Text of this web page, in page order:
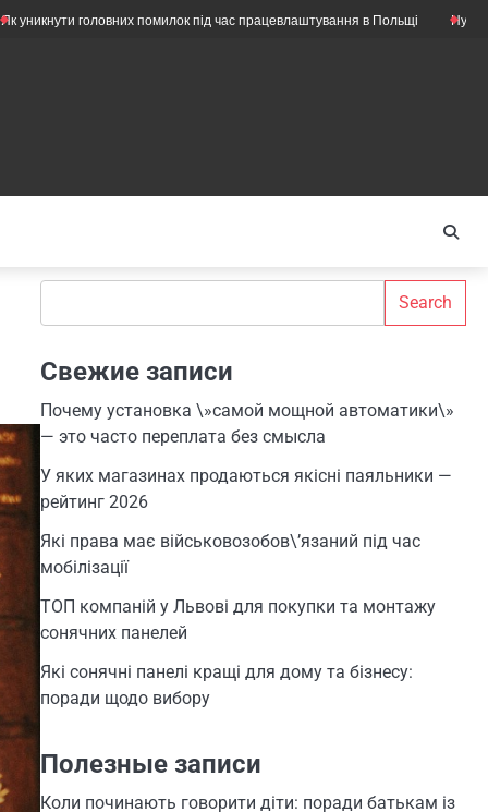
головних помилок під час працевлаштування в Польщі Нужны ли ещё
Search
Свежие записи
Почему установка \»самой мощной автоматики\»
— это часто переплата без смысла
У яких магазинах продаються якісні паяльники —
рейтинг 2026
Які права має військовозобов\’язаний під час
мобілізації
ТОП компаній у Львові для покупки та монтажу
сонячних панелей
Які сонячні панелі кращі для дому та бізнесу:
поради щодо вибору
Полезные записи
Коли починають говорити діти: поради батькам із